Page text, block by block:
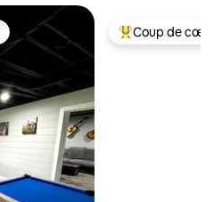
Coup de cœur
Coup de cœur